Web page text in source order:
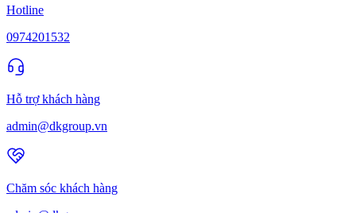
Hotline
0974201532
Hỗ trợ khách hàng
admin@dkgroup.vn
Chăm sóc khách hàng